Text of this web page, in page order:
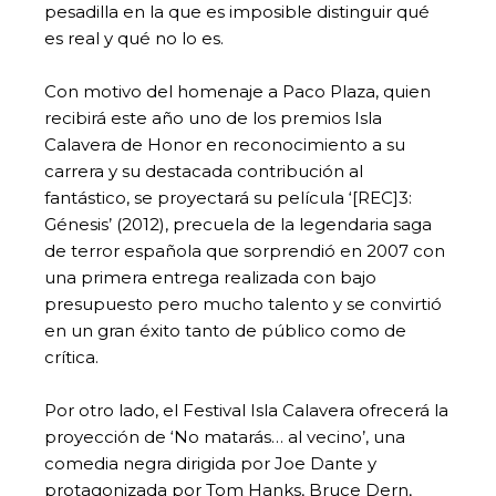
pesadilla en la que es imposible distinguir qué
es real y qué no lo es.
Con motivo del homenaje a Paco Plaza, quien
recibirá este año uno de los premios Isla
Calavera de Honor en reconocimiento a su
carrera y su destacada contribución al
fantástico, se proyectará su película ‘[REC]3:
Génesis’ (2012), precuela de la legendaria saga
de terror española que sorprendió en 2007 con
una primera entrega realizada con bajo
presupuesto pero mucho talento y se convirtió
en un gran éxito tanto de público como de
crítica.
Por otro lado, el Festival Isla Calavera ofrecerá la
proyección de ‘No matarás… al vecino’, una
comedia negra dirigida por Joe Dante y
protagonizada por Tom Hanks, Bruce Dern,